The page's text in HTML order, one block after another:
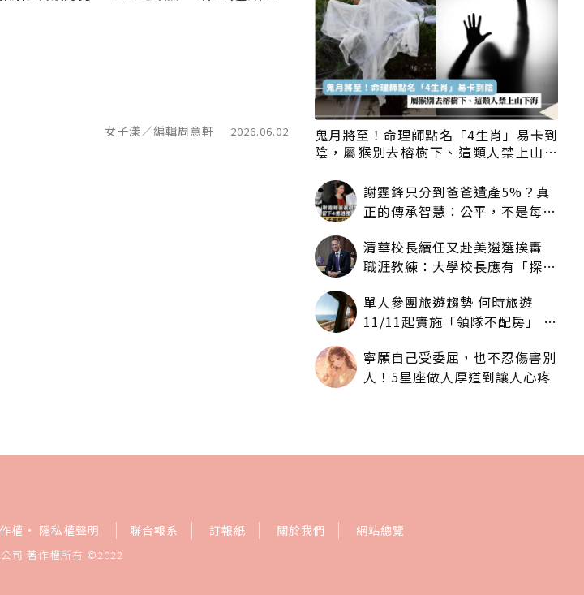
女子漾／編輯周意軒 2026.06.02
鬼月將至！命理師點名「4生肖」易卡到
陰，屬猴別去榕樹下、這類人禁上山下
謝霆鋒只分到爸爸遺產5%？真
正的傳承智慧：公平，不是每個
清華校長續任又赴美遴選挨轟
職涯教練：大學校長應有「探
單人參團旅遊趨勢 何時旅遊
11/11起實施「領隊不配房」 落
寧願自己受委屈，也不忍傷害別
人！5星座做人厚道到讓人心疼
權 · 隱私權聲明 聯合報系 訂報紙 關於我們 網站總覽
司 著作權所有 ©2022